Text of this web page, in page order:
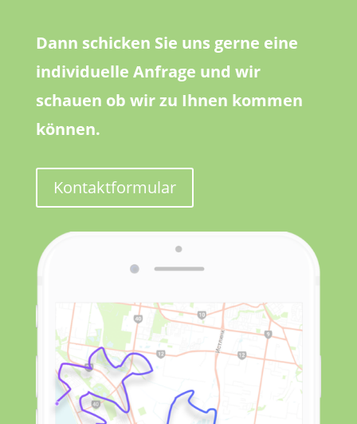
Dann schicken Sie uns gerne eine
individuelle Anfrage und wir
schauen ob wir zu Ihnen kommen
können.
Kontaktformular